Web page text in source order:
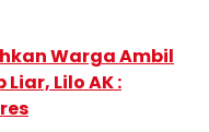
Warga Ambil
Lilo AK :